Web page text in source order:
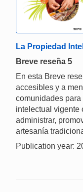
La Propiedad
Breve reseña 5
En esta Breve
accesibles y a
comunidades
intelectual vigente
administrar,
artesanía
Publication year: